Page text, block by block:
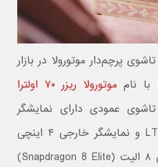
اولترا ۲۰۲۶ گوشی تاشوی پرچم‌دار موتورولا در بازار
با نام موتورولا ریزر ۷۰ اولترا
عمودی دارای نمایشگر
داخلی ۷ اینچی LTPO AMOLED و نمایشگر خارجی ۴ اینچی
است و از چیپست اسنپدراگون ۸ الیت (Snapdragon 8 Elite)